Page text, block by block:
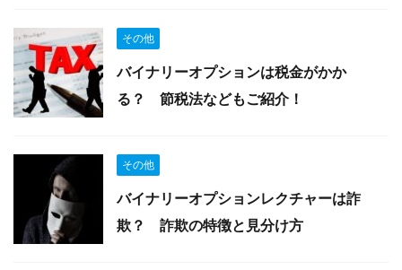
その他
バイナリーオプションは税金がかか
る？ 節税法などもご紹介！
その他
バイナリーオプションレクチャーは詐
欺？ 詐欺の特徴と見分け方